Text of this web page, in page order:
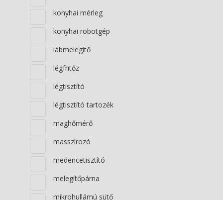
konyhai mérleg
konyhai robotgép
lábmelegítő
légfritőz
légtisztító
légtisztító tartozék
maghőmérő
masszírozó
medencetisztító
melegítőpárna
mikrohullámú sütő